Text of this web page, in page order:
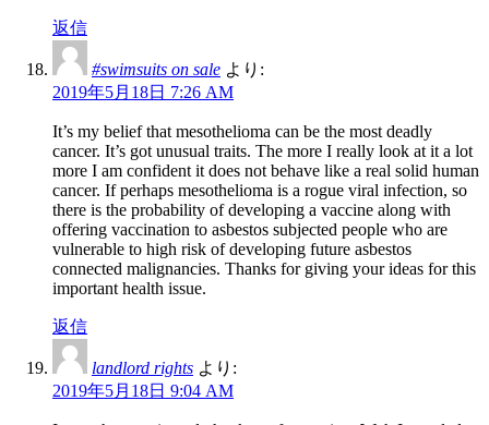
返信
#swimsuits on sale より:
2019年5月18日 7:26 AM
It’s my belief that mesothelioma can be the most deadly
cancer. It’s got unusual traits. The more I really look at it a lot
more I am confident it does not behave like a real solid human
cancer. If perhaps mesothelioma is a rogue viral infection, so
there is the probability of developing a vaccine along with
offering vaccination to asbestos subjected people who are
vulnerable to high risk of developing future asbestos
connected malignancies. Thanks for giving your ideas for this
important health issue.
返信
landlord rights より:
2019年5月18日 9:04 AM